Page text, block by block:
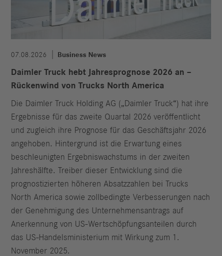
07.08.2026 Business News
Daimler Truck hebt Jahresprognose 2026 an –
Rückenwind von Trucks North America
Die Daimler Truck Holding AG („Daimler Truck“) hat ihre
Ergebnisse für das zweite Quartal 2026 veröffentlicht
und zugleich ihre Prognose für das Geschäftsjahr 2026
angehoben. Hintergrund ist die Erwartung eines
beschleunigten Ergebniswachstums in der zweiten
Jahreshälfte. Treiber dieser Entwicklung sind die
prognostizierten höheren Absatzzahlen bei Trucks
North America sowie zollbedingte Verbesserungen nach
der Genehmigung des Unternehmensantrags auf
Anerkennung von US-Wertschöpfungsanteilen durch
das US-Handelsministerium mit Wirkung zum 1.
November 2025.